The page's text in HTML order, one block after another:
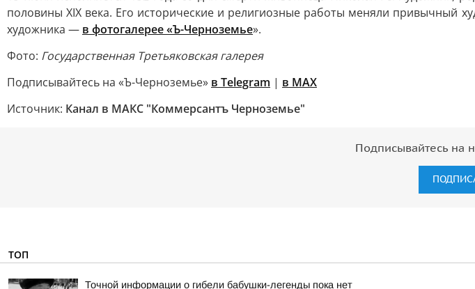
половины XIX века. Его исторические и религиозные работы меняли привычный
художника — в фотогалерее «Ъ-Черноземье».
Фото: Государственная Третьяковская галерея
Подписывайтесь на «Ъ-Черноземье» в Telegram | в MAX
Источник: Канал в МАКС "Коммерсантъ Черноземье"
Подписывайтесь на
ТОП
Точной информации о гибели бабушки-легенды пока нет